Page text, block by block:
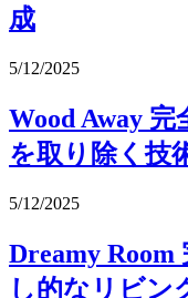
成
5/12/2025
Wood Away
を取り除く技
5/12/2025
Dreamy
し的なリビン